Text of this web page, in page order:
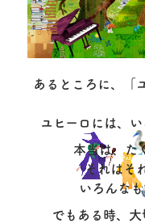
あるところに、「
ユヒーロには、
本当は、た
それはそ
いろんなも
でもある時、大